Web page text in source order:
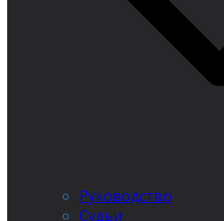
Руководство
Судьи